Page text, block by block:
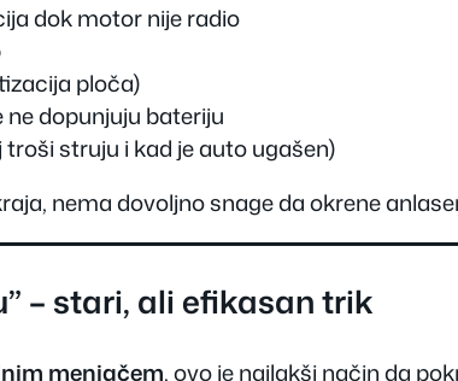
dok motor nije radio
ploča)
dopunjuju bateriju
struju i kad je auto ugašen)
nema dovoljno snage da okrene
– stari, ali efikasan trik
menjačem, ovo je najlakši način da